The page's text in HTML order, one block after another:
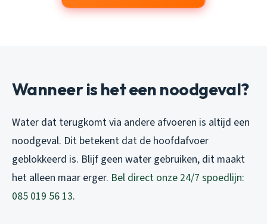
Wanneer is het een noodgeval?
Water dat terugkomt via andere afvoeren is altijd een
noodgeval. Dit betekent dat de hoofdafvoer
geblokkeerd is. Blijf geen water gebruiken, dit maakt
het alleen maar erger. Bel direct onze 24/7 spoedlijn:
085 019 56 13.